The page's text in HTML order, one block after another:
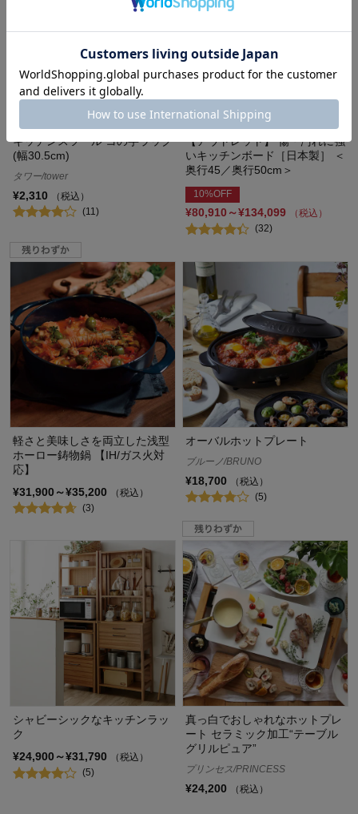
キッチンスツール コの字ラック
(幅30.5cm)
タワー/tower
¥2,310
（税込）
(11)
【アウトレット】 傷・汚れに強
いキッチンボード［日本製］ ＜
奥行45／奥行50cm＞
10%OFF
¥80,910～¥134,099
（税込）
(32)
軽さと美味しさを両立した浅型
ホーロー鋳物鍋 【IH/ガス火対
応】
¥31,900～¥35,200
（税込）
(3)
オーバルホットプレート
ブルーノ/BRUNO
¥18,700
（税込）
(5)
シャビーシックなキッチンラッ
ク
¥24,900～¥31,790
（税込）
(5)
真っ白でおしゃれなホットプレ
ート セラミック加工“テーブル
グリルピュア”
プリンセス/PRINCESS
¥24,200 （税込）